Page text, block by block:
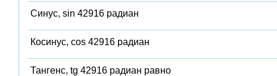
Синус, sin 42916 радиан
Косинус, cos 42916 радиан
Тангенс, tg 42916 радиан равно